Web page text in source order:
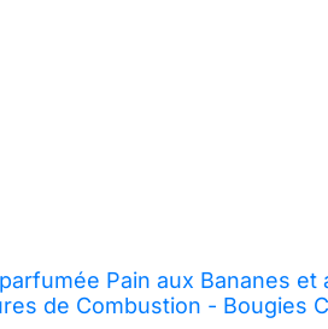
Pain aux Bananes
de Combustion - Bougies